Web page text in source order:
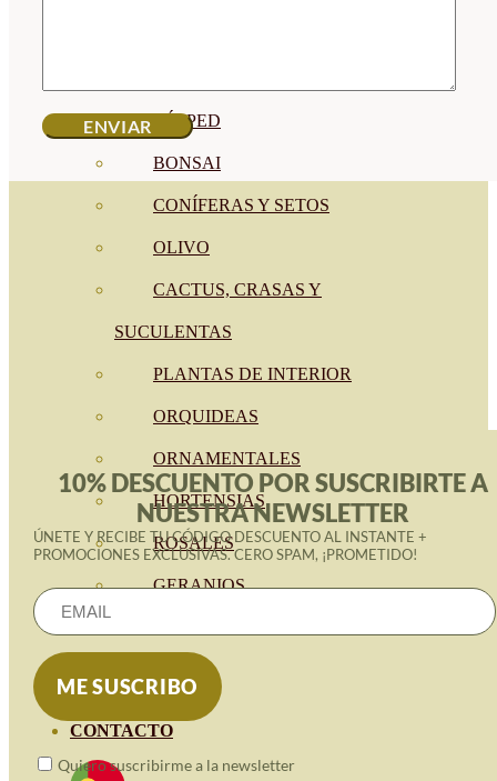
CÉSPED
BONSAI
CONÍFERAS Y SETOS
OLIVO
CACTUS, CRASAS Y
SUCULENTAS
PLANTAS DE INTERIOR
ORQUIDEAS
ORNAMENTALES
HORTENSIAS
ROSALES
GERANIOS
VIVERO
BLOGUE ECO
CONTACTO
10% DESCUENTO POR SUSCRIBIRTE A
NUESTRA NEWSLETTER
ÚNETE Y RECIBE TU CÓDIGO DESCUENTO AL INSTANTE +
PROMOCIONES EXCLUSIVAS. CERO SPAM, ¡PROMETIDO!
Quiero suscribirme a la newsletter